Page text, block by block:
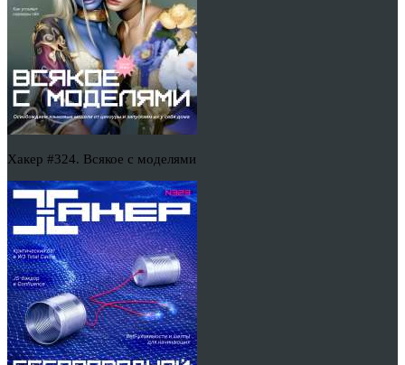
Хакер #324. Всякое с моделями